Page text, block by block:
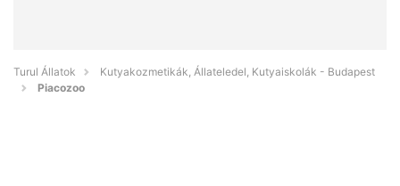
Turul Állatok
Kutyakozmetikák, Állateledel, Kutyaiskolák - Budapest
Piacozoo